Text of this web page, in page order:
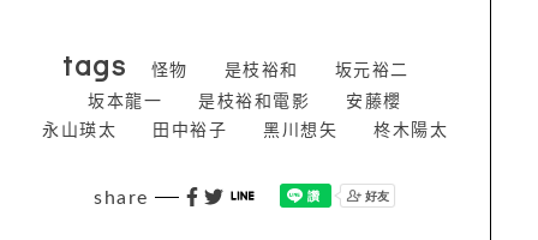
tags 怪物 是枝裕和
坂元裕二
坂本龍一
是枝裕和電影
安藤櫻
永山瑛太
田中裕子 黑川想矢 柊木陽太
share